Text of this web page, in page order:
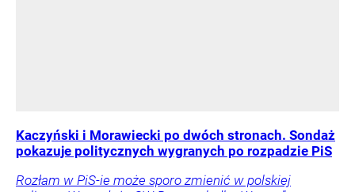
Kaczyński i Morawiecki po dwóch stronach. Sondaż
pokazuje politycznych wygranych po rozpadzie PiS
Rozłam w PiS-ie może sporo zmienić w polskiej